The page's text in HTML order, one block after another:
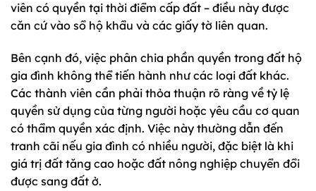
viên có quyền tại thời điểm cấp đất – điều này được
căn cứ vào sổ hộ khẩu và các giấy tờ liên quan.
Bên cạnh đó, việc phân chia phần quyền trong đất hộ
gia đình không thể tiến hành như các loại đất khác.
Các thành viên cần phải thỏa thuận rõ ràng về tỷ lệ
quyền sử dụng của từng người hoặc yêu cầu cơ quan
có thẩm quyền xác định. Việc này thường dẫn đến
tranh cãi nếu gia đình có nhiều người, đặc biệt là khi
giá trị đất tăng cao hoặc đất nông nghiệp chuyển đổi
được sang đất ở.